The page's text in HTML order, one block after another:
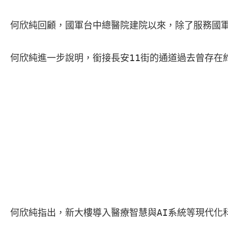
何欣純回顧，國軍台中總醫院建院以來，除了服務
何欣純進一步說明，銜接長安11街的通道過去曾存
何欣純指出，新大樓導入醫療智慧與AI系統等現代化